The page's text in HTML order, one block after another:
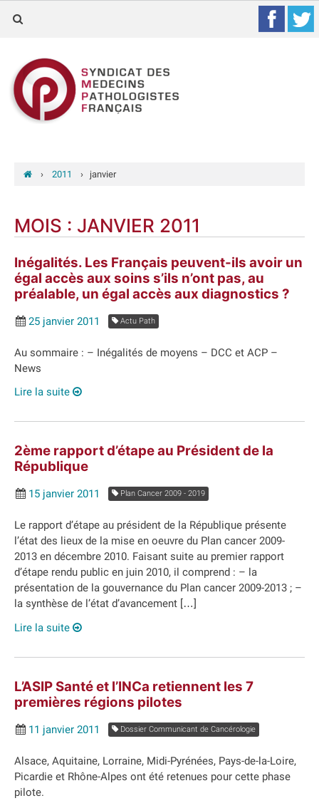
› 2011 › janvier
MOIS : JANVIER 2011
Inégalités. Les Français peuvent-ils avoir un
égal accès aux soins s’ils n’ont pas, au
préalable, un égal accès aux diagnostics ?
25 janvier 2011 Actu Path
Au sommaire : – Inégalités de moyens – DCC et ACP –
News
Lire la suite
2ème rapport d’étape au Président de la
République
15 janvier 2011 Plan Cancer 2009 - 2019
Le rapport d’étape au président de la République présente
l’état des lieux de la mise en oeuvre du Plan cancer 2009-
2013 en décembre 2010. Faisant suite au premier rapport
d’étape rendu public en juin 2010, il comprend : – la
présentation de la gouvernance du Plan cancer 2009-2013 ; –
la synthèse de l’état d’avancement […]
Lire la suite
L’ASIP Santé et l’INCa retiennent les 7
premières régions pilotes
11 janvier 2011 Dossier Communicant de Cancérologie
Alsace, Aquitaine, Lorraine, Midi-Pyrénées, Pays-de-la-Loire,
Picardie et Rhône-Alpes ont été retenues pour cette phase
pilote.